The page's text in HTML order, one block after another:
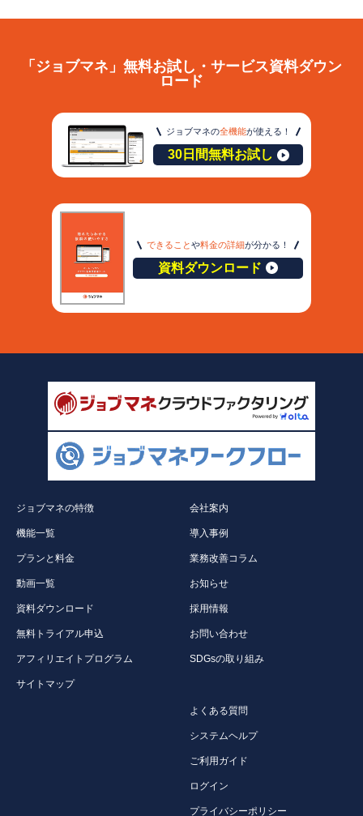
「ジョブマネ」無料お試し・サービス資料ダウン
ロード
ジョブマネの全機能が使える！
30日間無料お試し
できることや料金の詳細が分かる！
資料ダウンロード
ジョブマネの特徴
機能一覧
プランと料金
動画一覧
資料ダウンロード
無料トライアル申込
アフィリエイトプログラム
サイトマップ
会社案内
導入事例
業務改善コラム
お知らせ
採用情報
お問い合わせ
SDGsの取り組み
よくある質問
システムヘルプ
ご利用ガイド
ログイン
プライバシーポリシー